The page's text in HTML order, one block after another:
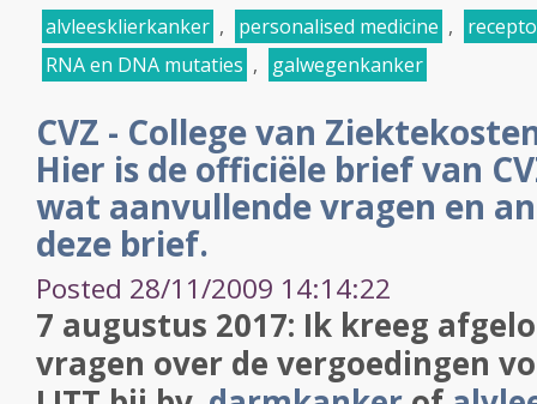
alvleesklierkanker , personalised medicine ,
RNA en DNA mutaties , galwegenkanker
CVZ - College van
Hier is de officiële brief van
wat aanvullende vragen en
deze brief.
Posted 28/11/2009 14:14:22
7 augustus 2017: Ik kreeg
vragen over de vergoedingen